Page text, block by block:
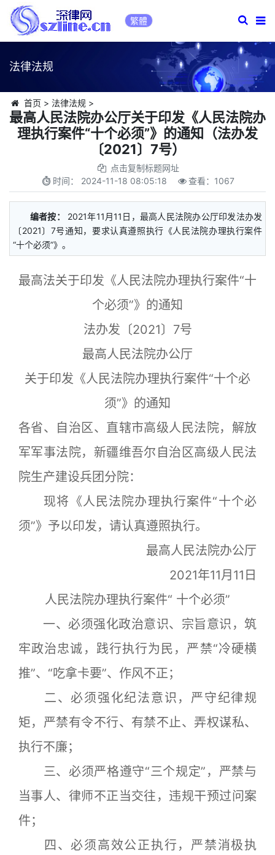
繁體
法律法规
首页 > 法律法规 >
最高人民法院办公厅关于印发《人民法院办
理执行案件“十个必须”》的通知（法办发
〔2021〕7号）
点击复制标题网址
时间： 2024-11-18 08:05:18 查看： 1067
编者按：
2021年11月11日，最高人民法院办公厅印发法办发
〔2021〕7号通知，要求认真遵照执行《人民法院办理执行案件
“十个必须”》。
最高法关于印发《人民法院办理执行案件“十
个必须”》的通知
法办发〔2021〕7号
最高人民法院办公厅
关于印发《人民法院办理执行案件“十个必
须”》的通知
各省、自治区、直辖市高级人民法院，解放
军军事法院，新疆维吾尔自治区高级人民法
院生产建设兵团分院：
现将《人民法院办理执行案件“十个必
须”》予以印发，请认真遵照执行。
最高人民法院办公厅
2021年11月11日
人民法院办理执行案件“ 十个必须”
一、必须强化政治意识、宗旨意识，筑
牢政治忠诚，践行执行为民，严禁“冷硬横
推”、“吃拿卡要”、作风不正；
二、必须强化纪法意识，严守纪律规
矩，严禁有令不行、有禁不止、弄权谋私、
执行不廉；
三、必须严格遵守“三个规定”，严禁与
当事人、律师不正当交往，违规干预过问案
件；
四、必须高效公正执行，严禁消极执